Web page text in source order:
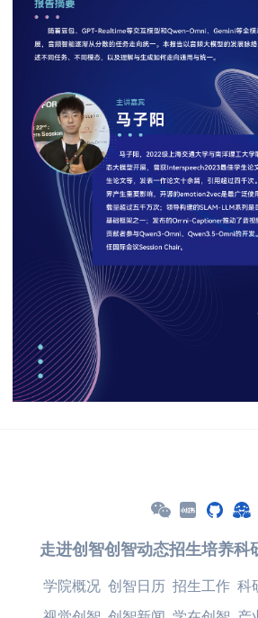
走进创智
学院概况
创智动态
创智日历
招生培养
招生工作
科
科